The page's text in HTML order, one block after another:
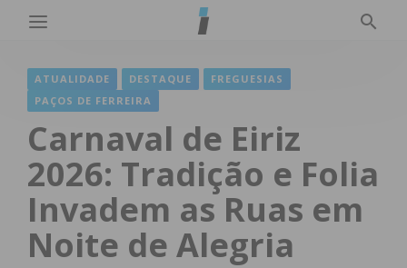
ATUALIDADE DESTAQUE
FREGUESIAS
PAÇOS DE FERREIRA
Carnaval de Eiriz
2026: Tradição e Folia
Invadem as Ruas em
Noite de Alegria